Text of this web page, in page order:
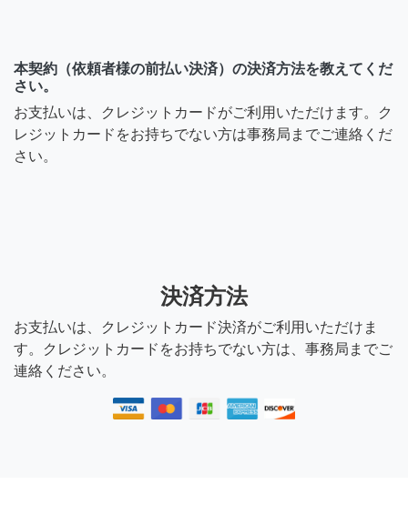
本契約（依頼者様の前払い決済）の決済方法を教えてくだ
さい。
お支払いは、クレジットカードがご利用いただけます。ク
レジットカードをお持ちでない方は事務局までご連絡くだ
さい。
決済方法
お支払いは、クレジットカード決済がご利用いただけま
す。クレジットカードをお持ちでない方は、事務局までご
連絡ください。